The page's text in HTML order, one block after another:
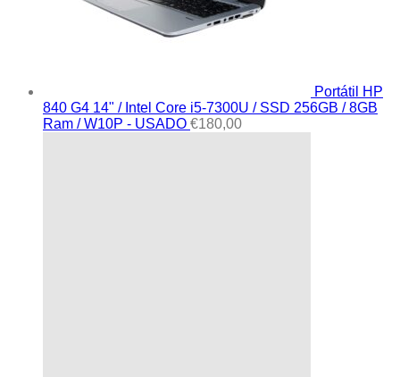
Portátil HP
840 G4 14" / Intel Core i5-7300U / SSD 256GB / 8GB
Ram / W10P - USADO €180,00